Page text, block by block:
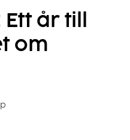
Ett år till
om